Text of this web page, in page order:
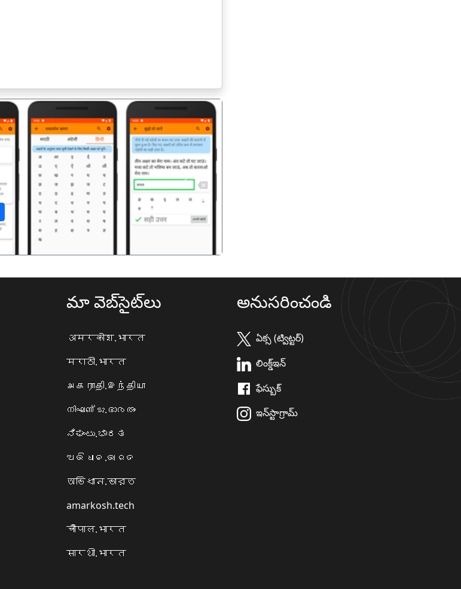
अगला
మా వెబ్‌సైట్‌లు
अमरकोश.भारत
मराठी.भारत
அகராதி.இந்தியா
നിഘണ്ടു.ഭാരതം
ನಿಘಂಟು.ಭಾರತ
ଅଭିଧାନ.ଭାରତ
অভিধান.ভারত
amarkosh.tech
चौपाल.भारत
सारथी.भारत
అనుసరించండి
ఏక్స (ట్విట్టర్)
లింక్డ్ఇన్
ఫేస్బుక్
ఇన్‌స్టాగ్రామ్